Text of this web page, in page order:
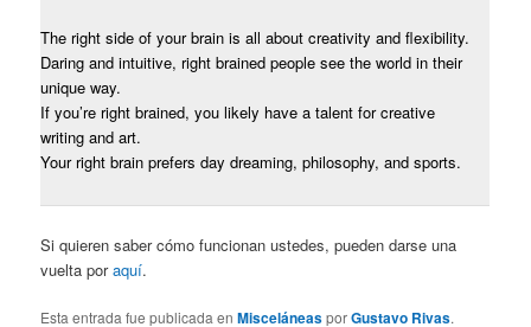
The right side of your brain is all about creativity and flexibility.
Daring and intuitive, right brained people see the world in their
unique way.
If you’re right brained, you likely have a talent for creative
writing and art.
Your right brain prefers day dreaming, philosophy, and sports.
Si quieren saber cómo funcionan ustedes, pueden darse una
vuelta poraquí.
Esta entrada fue publicada enMisceláneasporGustavo Rivas.